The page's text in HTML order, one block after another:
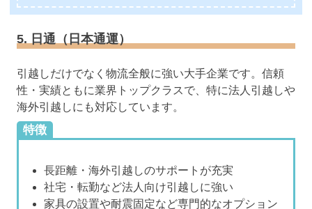
5. 日通（日本通運）
引越しだけでなく物流全般に強い大手企業です。信頼
性・実績ともに業界トップクラスで、特に法人引越しや
海外引越しにも対応しています。
特徴
長距離・海外引越しのサポートが充実
社宅・転勤など法人向け引越しに強い
家具の設置や耐震固定など専門的なオプション